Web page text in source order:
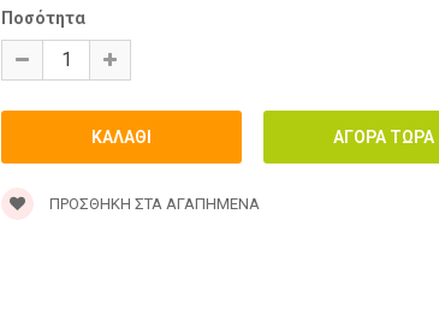
Ποσότητα
ΠΡΟΣΘΉΚΗ ΣΤΑ ΑΓΑΠΗΜΈΝΑ